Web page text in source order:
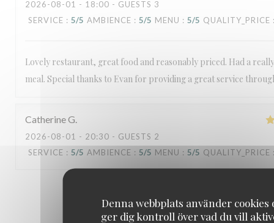
Denna webbplats använder cookies
ger dig kontroll över vad du vill
2026-08-01 - 18:00 - GUESTS 3
SERVICE : 5/5 AMBIENCE : 5/5 MENU : 5/5 QUALITY_PRICE
Lovely restaurant, great food and reasonably priced. Had a
meal. Special thanks to Evan for providing a great service
CatherineG
2026-08-01 - 20:30 - GUESTS 2
SERVICE : 5/5 AMBIENCE : 5/5 MENU : 5/5 QUALITY_PRICE